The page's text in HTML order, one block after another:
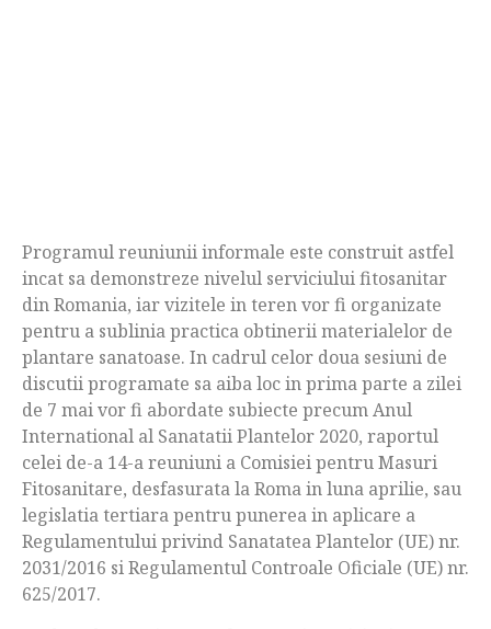
Programul reuniunii informale este construit astfel
incat sa demonstreze nivelul serviciului fitosanitar
din Romania, iar vizitele in teren vor fi organizate
pentru a sublinia practica obtinerii materialelor de
plantare sanatoase. In cadrul celor doua sesiuni de
discutii programate sa aiba loc in prima parte a zilei
de 7 mai vor fi abordate subiecte precum Anul
International al Sanatatii Plantelor 2020, raportul
celei de-a 14-a reuniuni a Comisiei pentru Masuri
Fitosanitare, desfasurata la Roma in luna aprilie, sau
legislatia tertiara pentru punerea in aplicare a
Regulamentului privind Sanatatea Plantelor (UE) nr.
2031/2016 si Regulamentul Controale Oficiale (UE) nr.
625/2017.